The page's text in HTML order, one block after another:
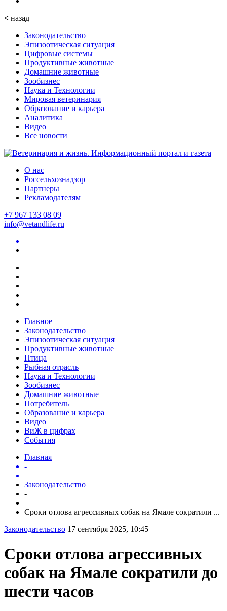
< назад
Законодательство
Эпизоотическая ситуация
Цифровые системы
Продуктивные животные
Домашние животные
Зообизнес
Наука и Технологии
Мировая ветеринария
Образование и карьера
Аналитика
Видео
Все новости
О нас
Россельхознадзор
Партнеры
Рекламодателям
+7 967 133 08 09
info@vetandlife.ru
Главное
Законодательство
Эпизоотическая ситуация
Продуктивные животные
Птица
Рыбная отрасль
Наука и Технологии
Зообизнес
Домашние животные
Потребитель
Образование и карьера
Видео
ВиЖ в цифрах
События
Главная
-
Законодательство
-
Сроки отлова агрессивных собак на Ямале сократили ...
Законодательство 17 сентября 2025, 10:45
Сроки отлова агрессивных
собак на Ямале сократили до
шести часов